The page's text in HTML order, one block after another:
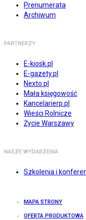
Prenumerata
Archiwum
PARTNERZY
E-kiosk.pl
E-gazety.pl
Nexto.pl
Mała księgowość
Kancelarierp.pl
Wieści Rolnicze
Życie Warszawy
NASZE WYDARZENIA
Szkolenia i
MAPA STRONY
OFERTA PRODUKTOWA